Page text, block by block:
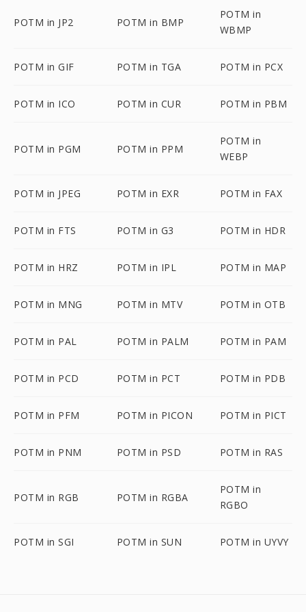
POTM in JP2 POTM in BMP
POTM in
WBMP
POTM in GIF POTM in TGA POTM in PCX
POTM in ICO POTM in CUR POTM in PBM
POTM in PGM POTM in PPM
POTM in
WEBP
POTM in JPEG POTM in EXR POTM in FAX
POTM in FTS POTM in G3 POTM in HDR
POTM in HRZ POTM in IPL POTM in MAP
POTM in MNG POTM in MTV POTM in OTB
POTM in PAL POTM in PALM POTM in PAM
POTM in PCD POTM in PCT POTM in PDB
POTM in PFM POTM in PICON POTM in PICT
POTM in PNM POTM in PSD POTM in RAS
POTM in RGB POTM in RGBA
POTM in
RGBO
POTM in SGI POTM in SUN POTM in UYVY